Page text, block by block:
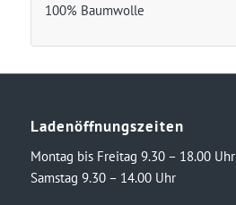
100% Baumwolle
Ladenöffnungszeiten
Montag bis Freitag 9.30 – 18.00 Uhr
Samstag 9.30 – 14.00 Uhr